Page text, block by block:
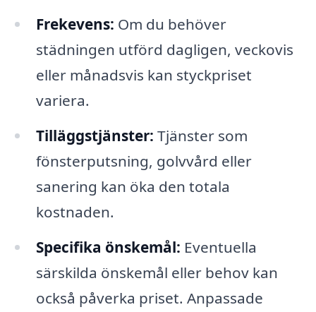
Frekevens: Om du behöver
städningen utförd dagligen, veckovis
eller månadsvis kan styckpriset
variera.
Tilläggstjänster: Tjänster som
fönsterputsning, golvvård eller
sanering kan öka den totala
kostnaden.
Specifika önskemål: Eventuella
särskilda önskemål eller behov kan
också påverka priset. Anpassade